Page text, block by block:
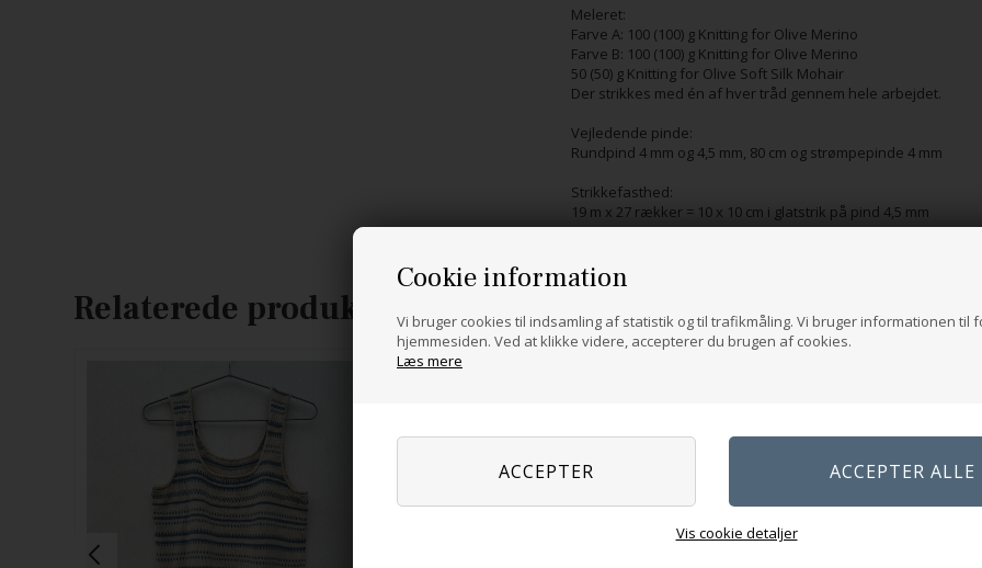
Cookie information
Vi bruger cookies til indsamling af statistik og til trafikmåling. Vi bruger informationen til
hjemmesiden. Ved at klikke videre, accepterer du brugen af cookies.
Læs mere
Vis cookie detaljer
Meleret:
Farve A: 100 (100) g Knitting for Olive Merino
Farve B: 100 (100) g Knitting for Olive Merino
50 (50) g Knitting for Olive Soft Silk Mohair
Der strikkes med én af hver tråd gennem hele arbejdet.
Vejledende pinde:
Rundpind 4 mm og 4,5 mm, 80 cm og strømpepinde 4 mm
Strikkefasthed:
19 m x 27 rækker = 10 x 10 cm i glatstrik på pind 4,5 mm
Relaterede produkter